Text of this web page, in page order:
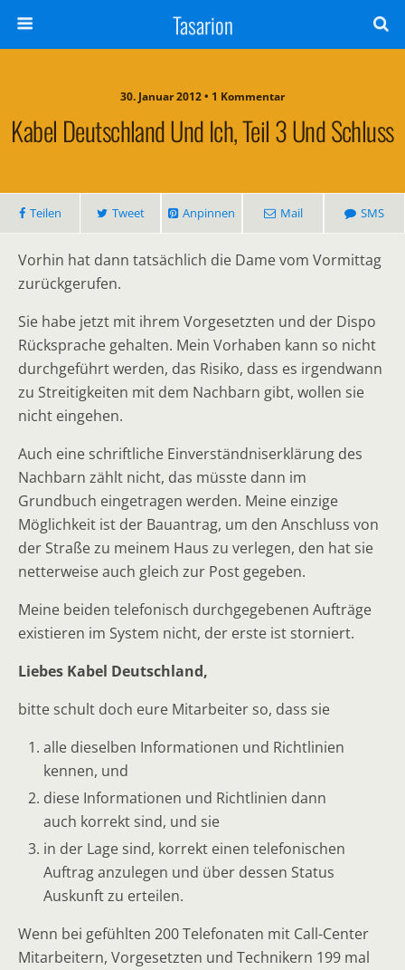
Tasarion
30. Januar 2012 • 1 Kommentar
Kabel Deutschland Und Ich, Teil 3 Und Schluss
Teilen Tweet Anpinnen Mail SMS
Vorhin hat dann tatsächlich die Dame vom Vormittag
zurückgerufen.
Sie habe jetzt mit ihrem Vorgesetzten und der Dispo
Rücksprache gehalten. Mein Vorhaben kann so nicht
durchgeführt werden, das Risiko, dass es irgendwann
zu Streitigkeiten mit dem Nachbarn gibt, wollen sie
nicht eingehen.
Auch eine schriftliche Einverständniserklärung des
Nachbarn zählt nicht, das müsste dann im
Grundbuch eingetragen werden. Meine einzige
Möglichkeit ist der Bauantrag, um den Anschluss von
der Straße zu meinem Haus zu verlegen, den hat sie
netterweise auch gleich zur Post gegeben.
Meine beiden telefonisch durchgegebenen Aufträge
existieren im System nicht, der erste ist storniert.
Liebes Kabel Deutschland,
bitte schult doch eure Mitarbeiter so, dass sie
alle dieselben Informationen und Richtlinien
kennen, und
diese Informationen und Richtlinien dann
auch korrekt sind, und sie
in der Lage sind, korrekt einen telefonischen
Auftrag anzulegen und über dessen Status
Auskunft zu erteilen.
Wenn bei gefühlten 200 Telefonaten mit Call-Center
Mitarbeitern, Vorgesetzten und Technikern 199 mal